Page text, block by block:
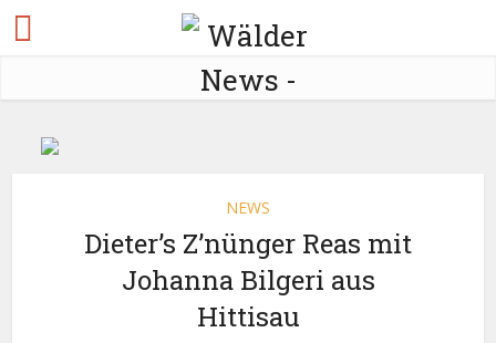
NEWS
Dieter’s Z’nünger Reas mit
Johanna Bilgeri aus
Hittisau